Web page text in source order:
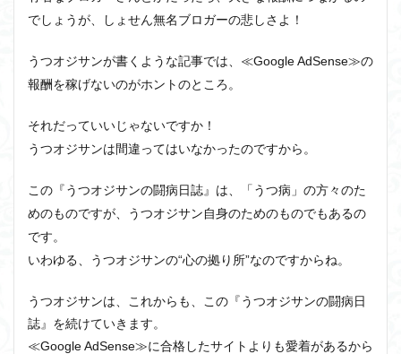
でしょうが、しょせん無名ブロガーの悲しさよ！
うつオジサンが書くような記事では、≪Google AdSense≫の
報酬を稼げないのがホントのところ。
それだっていいじゃないですか！
うつオジサンは間違ってはいなかったのですから。
この『うつオジサンの闘病日誌』は、「うつ病」の方々のた
めのものですが、うつオジサン自身のためのものでもあるの
です。
いわゆる、うつオジサンの“心の拠り所”なのですからね。
うつオジサンは、これからも、この『うつオジサンの闘病日
誌』を続けていきます。
≪Google AdSense≫に合格したサイトよりも愛着があるから